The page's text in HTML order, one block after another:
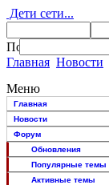
Дети сети...
Главная Новости
Меню
Главная
Новости
Форум
Обновления
Популярные темы
Активные темы